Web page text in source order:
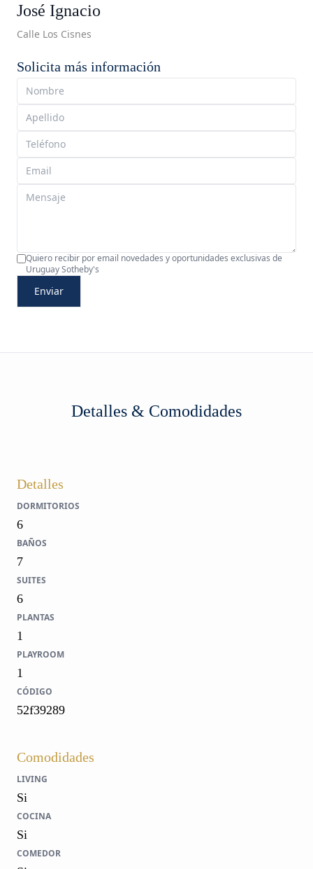
José Ignacio
Calle Los Cisnes
Solicita más información
Quiero recibir por email novedades y oportunidades exclusivas de
Uruguay Sotheby's
Enviar
Detalles & Comodidades
Detalles
DORMITORIOS
6
BAÑOS
7
SUITES
6
PLANTAS
1
PLAYROOM
1
CÓDIGO
52f39289
Comodidades
LIVING
Si
COCINA
Si
COMEDOR